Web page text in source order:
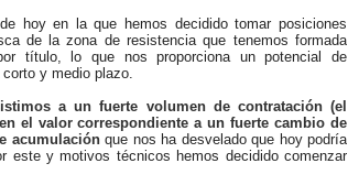
hoy en la que hemos decidido tomar posiciones
de la zona de resistencia que tenemos formada
título, lo que nos proporciona un potencial de
y medio plazo.
a un fuerte volumen de contratación (el
el valor correspondiente a un fuerte cambio de
acumulaciónque nos ha desvelado que hoy podría
este y motivos técnicos hemos decidido comenzar